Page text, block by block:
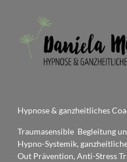
Hypnose & ganzheitliches
Traumasensible Begleitung
Hypno-Systemik,
Out Prävention, Anti-Stress